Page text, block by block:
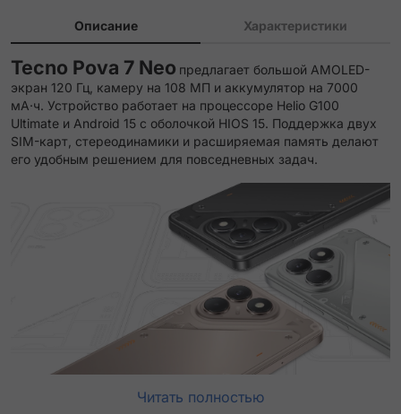
Описание Характеристики
Tecno Pova 7 Neo предлагает большой AMOLED-
экран 120 Гц, камеру на 108 МП и аккумулятор на 7000
мА·ч. Устройство работает на процессоре Helio G100
Ultimate и Android 15 с оболочкой HIOS 15. Поддержка двух
SIM-карт, стереодинамики и расширяемая память делают
его удобным решением для повседневных задач.
Читать полностью